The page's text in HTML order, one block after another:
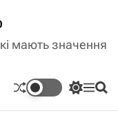
мають значення
П
М П